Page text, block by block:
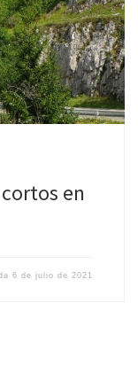
de descanso en
en
6 de julio de 2021